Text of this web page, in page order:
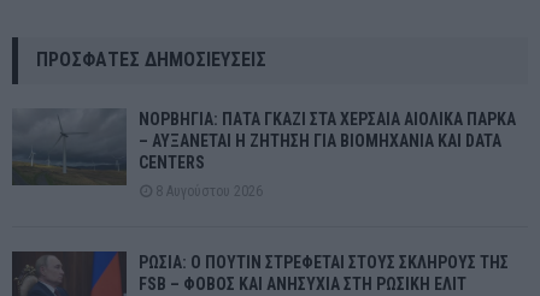
ΠΡΌΣΦΑΤΕΣ ΔΗΜΟΣΙΕΎΣΕΙΣ
ΝΟΡΒΗΓΙΑ: ΠΑΤΑ ΓΚΑΖΙ ΣΤΑ ΧΕΡΣΑΙΑ ΑΙΟΛΙΚΑ ΠΑΡΚΑ
– ΑΥΞΑΝΕΤΑΙ Η ΖΗΤΗΣΗ ΓΙΑ ΒΙΟΜΗΧΑΝΙΑ ΚΑΙ DATA
CENTERS
8 Αυγούστου 2026
ΡΩΣΙΑ: Ο ΠΟΥΤΙΝ ΣΤΡΕΦΕΤΑΙ ΣΤΟΥΣ ΣΚΛΗΡΟΥΣ ΤΗΣ
FSB – ΦΟΒΟΣ ΚΑΙ ΑΝΗΣΥΧΙΑ ΣΤΗ ΡΩΣΙΚΗ ΕΛΙΤ